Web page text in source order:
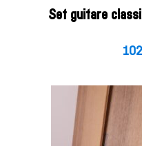
Set guitare